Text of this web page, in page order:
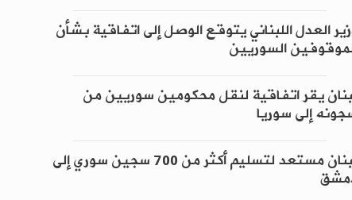
العدل اللبناني يتوقع الوصل إلى اتفاقية بشأن
السوريين
يقر اتفاقية لنقل محكومين سوريين من
إلى سوريا
لبنان مستعد لتسليم أكثر من 700 سجين سوري إلى